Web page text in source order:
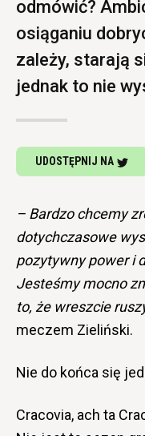
odmówić?
osiąganiu
zależy, starają
jednak to nie
UDOSTĘPNIJ NA
– Bardzo chcemy
dotychczasowe
pozytywny power i
Jesteśmy mocno
to, że wreszcie
meczem Zieliński.
Nie do końca się
Cracovia, ach ta